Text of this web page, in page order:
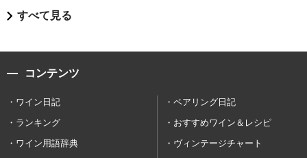
すべて見る
コンテンツ
ワイン日記
ペアリング日記
ランキング
おすすめワイン＆レシピ
ワイン用語辞典
ヴィンテージチャート